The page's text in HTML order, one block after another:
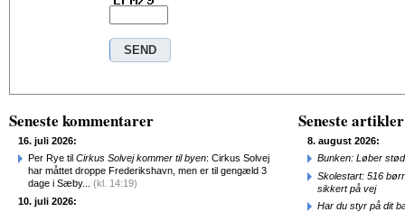
Seneste kommentarer
16. juli 2026:
Per Rye til Cirkus Solvej kommer til byen: Cirkus Solvej
har måttet droppe Frederikshavn, men er til gengæld 3
dage i Sæby... (kl. 14:19)
10. juli 2026:
Seneste artikler
8. august 2026:
Bunken: Løber
Skolestart: 516
sikkert på vej
Har du styr på dit